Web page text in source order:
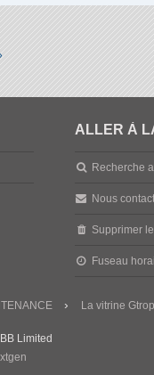
ALLER À
Recherche
Nous
Supprimer
Fuseau
La vitrine
Limited